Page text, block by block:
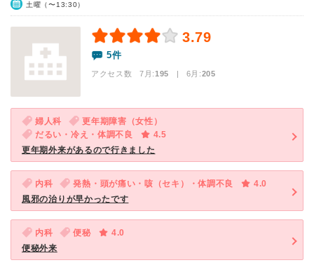
土曜（〜13:30）
3.79
5件
アクセス数 7月:195 | 6月:205
婦人科
更年期障害（女性）
だるい・冷え・体調不良
4.5
更年期外来があるので行きました
内科 発熱・頭が痛い・咳（セキ）・体調不良
4.0
風邪の治りが早かったです
内科 便秘
4.0
便秘外来